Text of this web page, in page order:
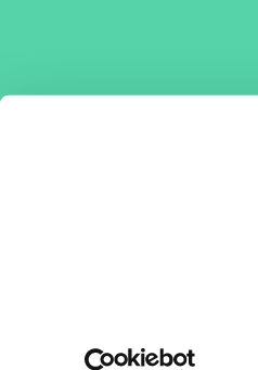
Per la cura del
© 2008-2026 -
Privacy policy- Cookie